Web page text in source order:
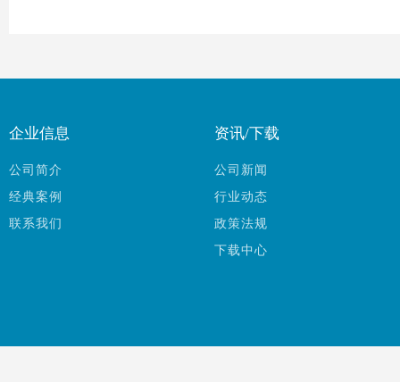
企业信息
公司简介
经典案例
联系我们
资讯/下载
公司新闻
行业动态
政策法规
下载中心